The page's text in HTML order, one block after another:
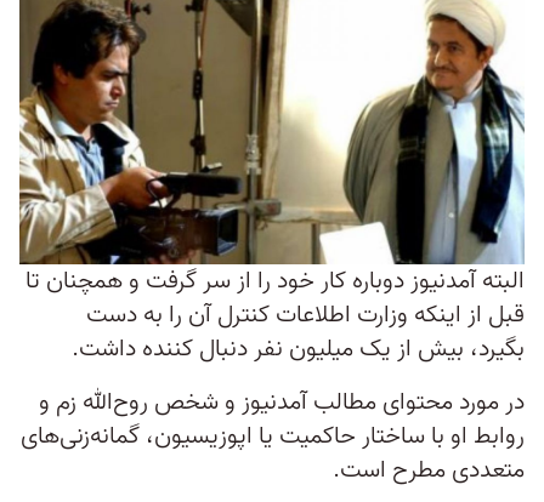
البته آمد‌نیوز دوباره کار خود را از سر گرفت و همچنان تا
قبل از اینکه وزارت اطلاعات کنترل آن را به دست
بگیرد، بیش از یک میلیون نفر دنبال کننده‌ داشت.
در مورد محتوای مطالب آمدنیوز و شخص روح‌الله زم و
روابط او با ساختار حاکمیت یا اپوزیسیون، گمانه‌زنی‌های
متعددی مطرح است.